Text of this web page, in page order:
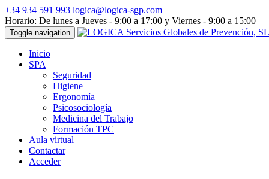
+34 934 591 993 logica@logica-sgp.com
Horario: De lunes a Jueves - 9:00 a 17:00 y Viernes - 9:00 a 15:00
Toggle navigation
Inicio
SPA
Seguridad
Higiene
Ergonomía
Psicosociología
Medicina del Trabajo
Formación TPC
Aula virtual
Contactar
Acceder